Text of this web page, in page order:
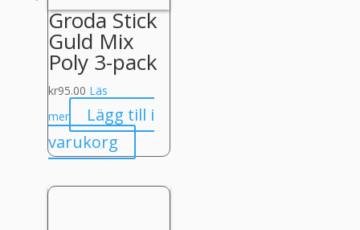
Groda Stick
Guld Mix
Poly 3-pack
kr95.00 Läs
mer
Lägg till i
varukorg